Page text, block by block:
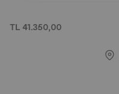
TL 41.350,00